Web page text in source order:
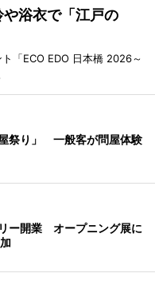
浴衣で「江戸の
「ECO EDO 日本橋 2026～
祭り」 一般客が問屋体験
ー開業 オープニング展に